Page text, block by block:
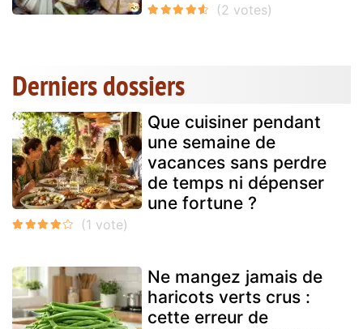
Derniers dossiers
Que cuisiner pendant
une semaine de
vacances sans perdre
de temps ni dépenser
une fortune ?
Ne mangez jamais de
haricots verts crus :
cette erreur de